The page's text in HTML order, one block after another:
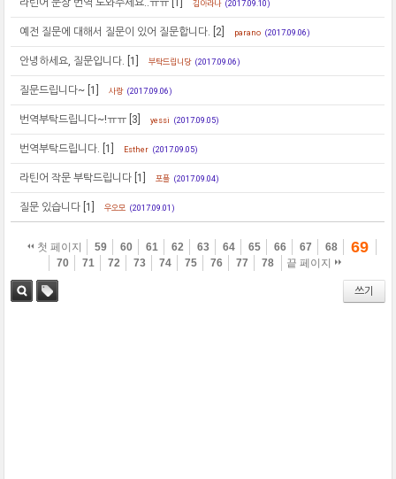
김아라나 (2017.09.10)
예전 질문에 대해서 질문이 있어 질문합니다. [2] parano (2017.09.06)
안녕하세요, 질문입니다. [1] 부탁드립니당 (2017.09.06)
질문드립니다~ [1] 사랑 (2017.09.06)
번역부탁드립니다~!ㅠㅠ [3] yessi (2017.09.05)
번역부탁드립니다. [1] Esther (2017.09.05)
라틴어 작문 부탁드립니다 [1] 포플 (2017.09.04)
질문 있습니다 [1] 우오모 (2017.09.01)
첫 페이지 59 60 61 62 63 64 65 66 67 68 69
70 71 72 73 74 75 76 77 78 끝 페이지
쓰기